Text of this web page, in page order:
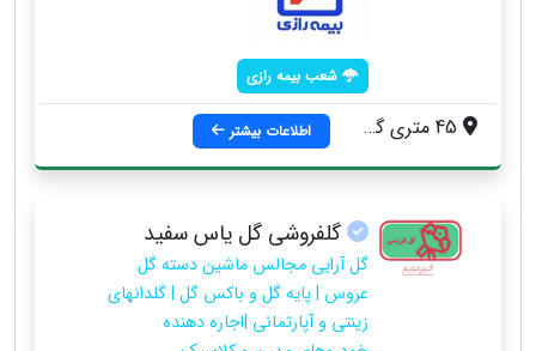
شعب بیمه رازی
اطلاعات بیشتر
گلفروشی گل یاس سفید
گل آرایی مجالس ماشین دسته گل
عروس | پایه گل و باکس گل | گلدانهای
زینتی و آپارتمانی |اجاره دهنده